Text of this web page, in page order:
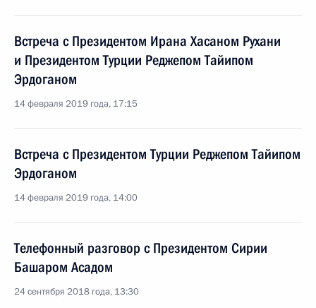
Встреча с Президентом Ирана Хасаном Рухани
и Президентом Турции Реджепом Тайипом
Эрдоганом
14 февраля 2019 года, 17:15
Встреча с Президентом Турции Реджепом Тайипом
Эрдоганом
14 февраля 2019 года, 14:00
Телефонный разговор с Президентом Сирии
Башаром Асадом
24 сентября 2018 года, 13:30